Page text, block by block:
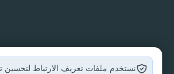
نستخدم ملفات تعريف الارتباط لتحسين